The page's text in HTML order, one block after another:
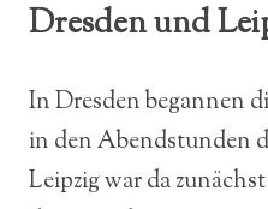
Dresden und
In Dresden begannen
in den Abendstunden
Leipzig war da